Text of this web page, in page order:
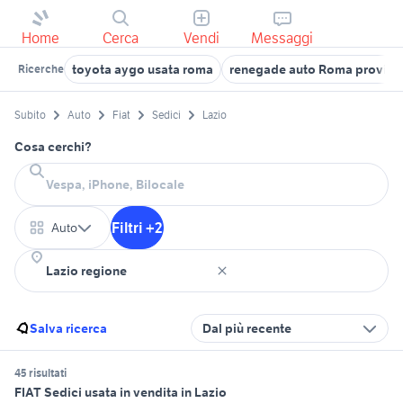
Home Cerca Vendi Messaggi
Ricerche toyota aygo usata roma renegade auto Roma
Subito Auto Fiat Sedici Lazio
Cosa cerchi?
Auto Filtri +2
Salva ricerca Dal più recente
45 risultati
FIAT Sedici usata in vendita in Lazio